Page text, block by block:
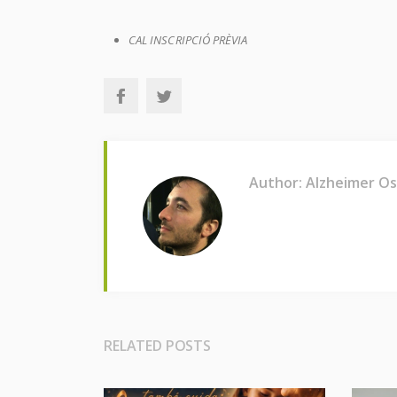
CAL INSCRIPCIÓ PRÈVIA
Author: Alzheimer
RELATED POSTS